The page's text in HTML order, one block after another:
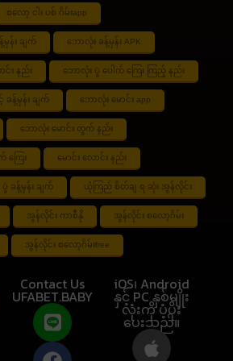
စလော့ ငါး ပစ် ဂိမ်းapp
မှန်း ချက် ဘောလုံး ခန့်မှန်း APK
င်း နည်း ဘောလုံး ပွဲ ပေါက် ကြေး ကြည့် နည်း
ခန့်မှန်း ချက် ဘောလုံး မောင်း app
ဘောလုံး မောင်း တွက် နည်း
ကြေး မောင်း လောင်း နည်း
ခန့်မှန်း ချက် ယုံကြည် စိတ်ချ ရ ဆုံး အွန်လိုင်း
အွန်လိုင်း ကာစီနို အွန်လိုင်း စလော့ဂိမ်း
အွန်လိုင်း စလော့ဂိမ်းfree
Contact Us
UFABET.BABY
iOS၊ Android
နှင့် PC နှစ်မျိုး
လုံးကို ပံ့ပိုး
ပေးသည်။